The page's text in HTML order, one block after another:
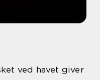
ved havet giver